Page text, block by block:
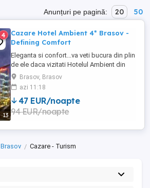
Anunțuri pe pagină: 20 50
13
4
Cazare Hotel Ambient 4* Brasov -
Defining Comfort
Eleganta si confort...va veti bucura din plin
de ele daca vizitati Hotelul Ambient din
Brasov, deja un nume cu traditie ,
numarand peste un deceniu de excelenta
si experienta in domeniu. Amplasat ideal
in centrul Brasovului, la doar cateva minute
de admirabilele monumente istorice,
Brasov, Brasov
azi 11:18
47 EUR/noapte
94 EUR/noapte
Brasov Cazare - Turism